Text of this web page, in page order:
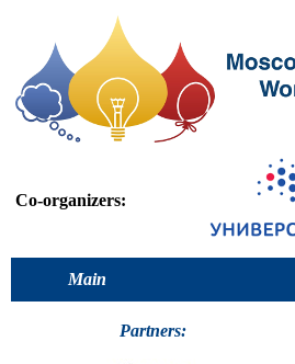
Co-organizers:
Main
Partners: